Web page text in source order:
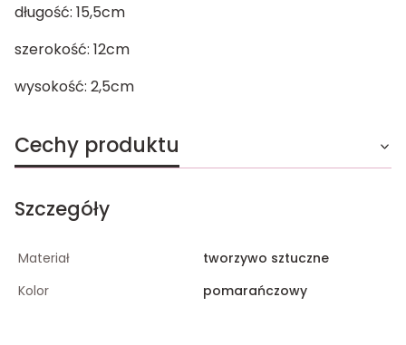
długość: 15,5cm
szerokość: 12cm
wysokość: 2,5cm
Cechy produktu
Szczegóły
Materiał
tworzywo sztuczne
Kolor
pomarańczowy